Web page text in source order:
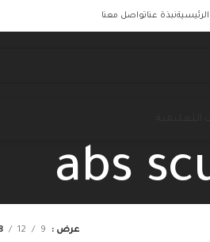
الرئيسيةنبذة عناتواصل معنا
abs
عرض 9
12